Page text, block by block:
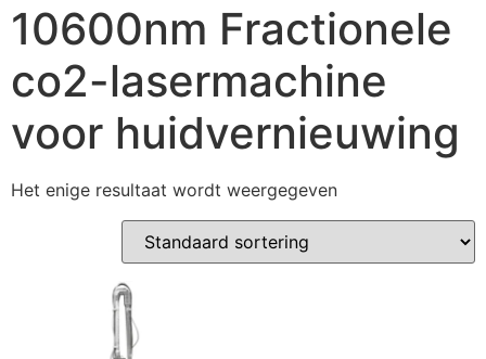
10600nm Fractionele
co2-lasermachine
voor huidvernieuwing
Het enige resultaat wordt weergegeven